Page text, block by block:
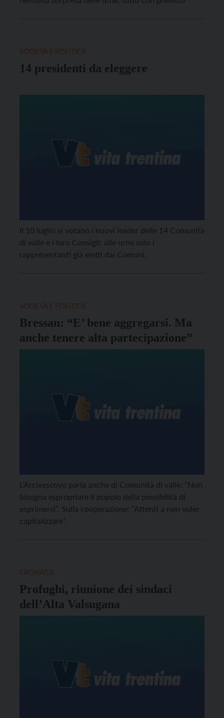
14 presidenti da eleggere
Il 10 luglio si votano i nuovi leader delle 14 Comunità
di valle e i loro Consigli: alle urne solo i
rappresentanti già eletti dai Comuni.
Bressan: “E’ bene aggregarsi. Ma
anche tenere alta partecipazione”
L'Arcivescovo parla anche di Comunità di valle: “Non
bisogna espropriare il popolo della possibilità di
esprimersi”. Sulla cooperazione: “Attenti a non voler
capitalizzare”.
Profughi, riunione dei sindaci
dell’Alta Valsugana